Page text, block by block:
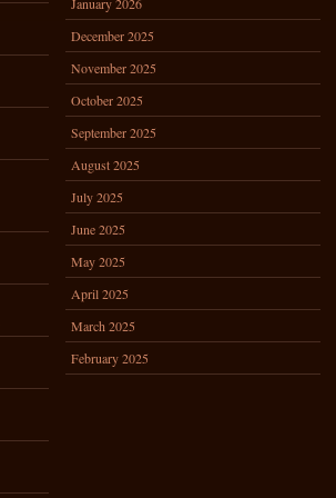
December 2025
November 2025
October 2025
September 2025
August 2025
July 2025
June 2025
May 2025
April 2025
March 2025
February 2025